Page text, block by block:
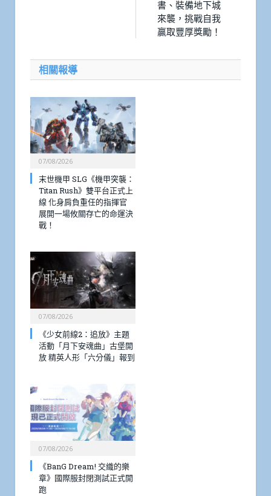
書、裝備地下城
來襲，挑戰自我
贏取豐厚獎勵！
相關報導
07/08/2026
末世機甲 SLG《機甲突襲：
Titan Rush》雙平台正式上
線 化身肩負重任的指揮官
展開一場攸關存亡的命運決
戰！
07/08/2026
《少女前線2：追放》主題
活動「月下安魂曲」古堡開
放 精英人形「六分儀」報到
07/08/2026
《BanG Dream! 交織的樂
章》國際服封閉測試正式開
跑